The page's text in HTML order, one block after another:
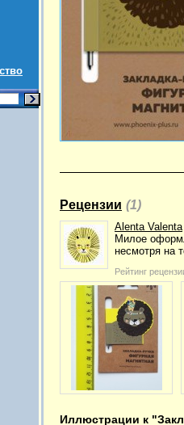
Рецензии (1)
Alenta Valenta
Милое
несмотря на
Рейтинг
Иллюстрации к